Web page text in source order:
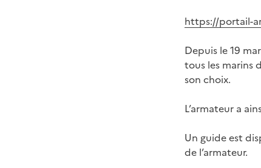
https://portail-
Depuis le 19
tous les marins
son choix.
L’armateur a
Un guide est
de l’armateur.